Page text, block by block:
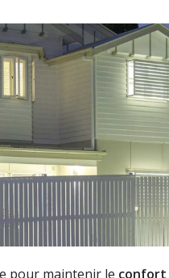
pour maintenir le confort